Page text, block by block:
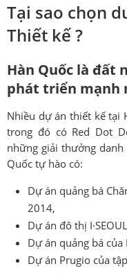
Tại sao chọn
Thiết kế ?
Hàn Quốc là đất
phát triển mạnh
Nhiều dự án thiết kế tại
trong đó có Red Dot
những giải thưởng
Quốc tự hào có:
Dự án quảng bá
2014,
Dự án đô thị
Dự án quảng bá của
Dự án Prugio của